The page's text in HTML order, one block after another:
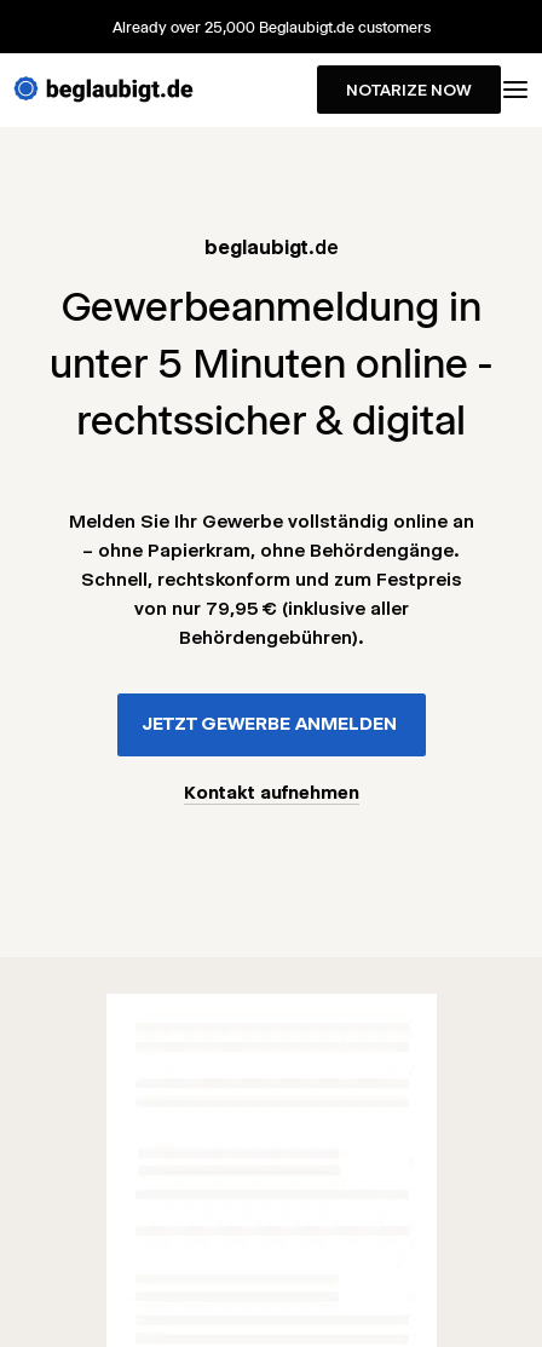
Already over 25,000 Beglaubigt.de customers
NOTARIZE NOW
beglaubigt.de
Gewerbeanmeldung in
unter 5 Minuten online -
rechtssicher & digital
Melden Sie Ihr Gewerbe vollständig online an
– ohne Papierkram, ohne Behördengänge.
Schnell, rechtskonform und zum Festpreis
von nur 79,95 € (inklusive aller
Behördengebühren).
JETZT GEWERBE ANMELDEN
Kontakt aufnehmen